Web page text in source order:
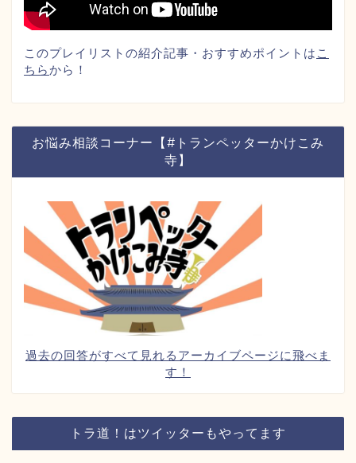
このプレイリストの紹介記事・おすすめポイントは こ
ちらから！
お悩み相談コーナー【#トランペッターかけこみ
寺】
過去の回答がすべて見れるアーカイブページに飛べま
す！
トラ道！はツイッターもやってます